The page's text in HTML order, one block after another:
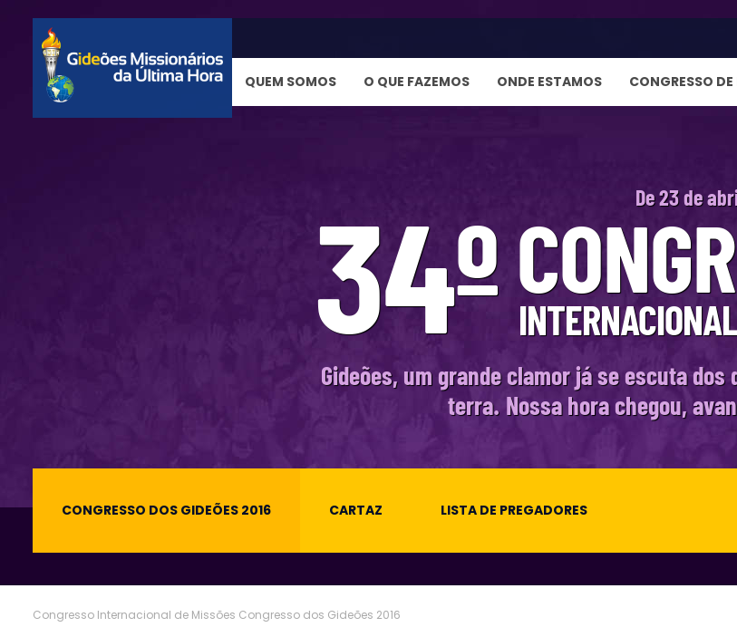
QUEM SOMOS O QUE FAZEMOS ONDE ESTAMOS CONGRESSO
De 23 de
34º
Gideões, um grande clamor já se escuta
terra. Nossa hora chegou,
CONGRESSO DOS GIDEÕES 2016 CARTAZ LISTA DE PREGADORES
Congresso Internacional de Missões Congresso dos Gideões 2016